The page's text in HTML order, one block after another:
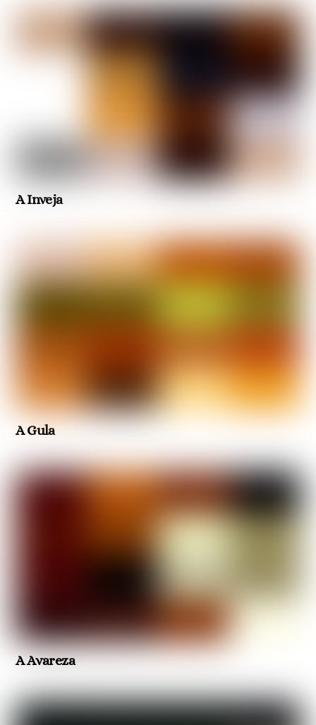
A Inveja
A Gula
A Avareza